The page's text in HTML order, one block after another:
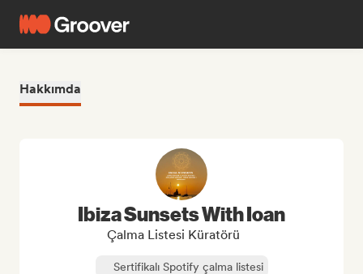
Hakkımda
Ibiza Sunsets With Ioan
Çalma Listesi Küratörü
Sertifikalı Spotify çalma listesi